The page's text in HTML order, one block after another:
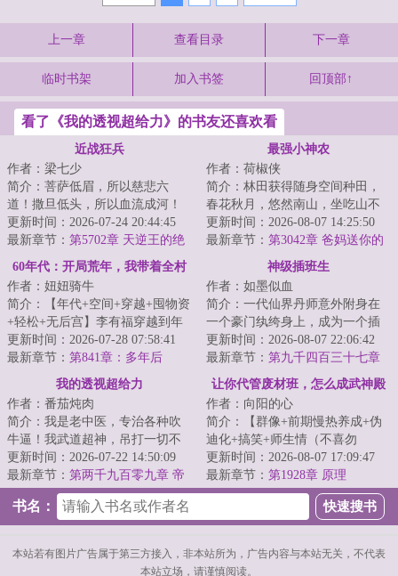
上一章 查看目录 下一章
临时书架 加入书签 回顶部↑
看了《我的透视超给力》的书友还喜欢看
近战狂兵
作者：梁七少
简介：菩萨低眉，所以慈悲六
道！撒旦低头，所以血流成河！
以撒旦之名，专职杀戮，他要当
最强的那个男人！...
更新时间：2026-07-24 20:44:45
最新章节： 第5702章 天逆王的绝
境！
最强小神农
作者：荷椒侠
简介：林田获得随身空间种田，
春花秋月，悠然南山，坐吃山不
空。他只想过好自己的小日子，
实力却不允许他...
更新时间：2026-08-07 14:25:50
最新章节： 第3042章 爸妈送你的
60年代：开局荒年，我带着全村
吃肉
作者：妞妞骑牛
简介：【年代+空间+穿越+囤物资
+轻松+无后宫】李有福穿越到年
灾荒年，一个和他同名同姓的男
人身上，并且...
更新时间：2026-07-28 07:58:41
最新章节： 第841章：多年后
神级插班生
作者：如墨似血
简介：一代仙界丹师意外附身在
一个豪门纨绔身上，成为一个插
班生，以一身神奇仙术，混迹于
美女丛中，在都...
更新时间：2026-08-07 22:06:42
最新章节： 第九千四百三十七章
答案！
我的透视超给力
作者：番茄炖肉
简介：我是老中医，专治各种吹
牛逼！我武道超神，吊打一切不
服气！秦飞偶得神秘传承，拥有
神眼，从此医术...
更新时间：2026-07-22 14:50:09
最新章节： 第两千九百零九章 帝
境（大结局）
让你代管废材班，怎么成武神殿
了
作者：向阳的心
简介：【群像+前期慢热养成+伪
迪化+搞笑+师生情（不喜勿
入）】半个月撵走三个班主任。
面对有着人均混世魔...
更新时间：2026-08-07 17:09:47
最新章节： 第1928章 原理
书名：
本站若有图片广告属于第三方接入，非本站所为，广告内容与本站无关，不代表
本站立场，请谨慎阅读。